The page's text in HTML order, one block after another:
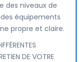
des niveaux de
équipements
propre et claire.
DE VOTRE